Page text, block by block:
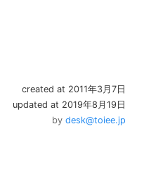
created at 2011年3月7日
updated at 2019年8月19日
by desk@toiee.jp